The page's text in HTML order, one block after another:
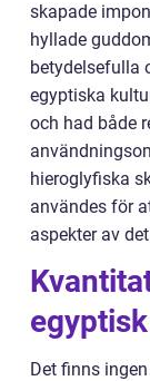
skapade
hyllade
betydelsefulla
egyptiska
och had både
hieroglyfiska
användes för
aspekter av
Det finns